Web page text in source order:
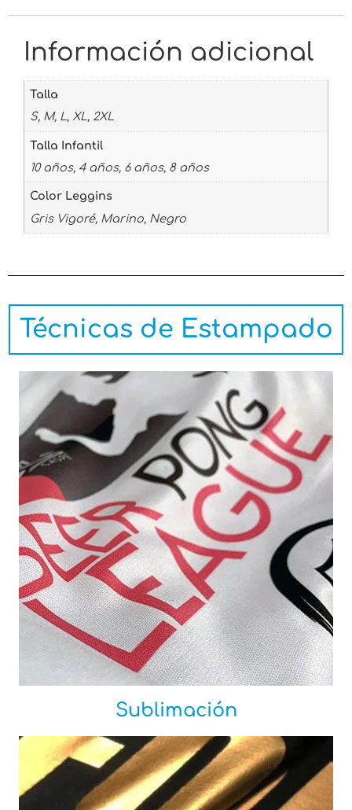
Información adicional
Talla
S, M, L, XL, 2XL
Talla Infantil
10 años, 4 años, 6 años, 8 años
Color Leggins
Gris Vigoré, Marino, Negro
Técnicas de Estampado
Sublimación